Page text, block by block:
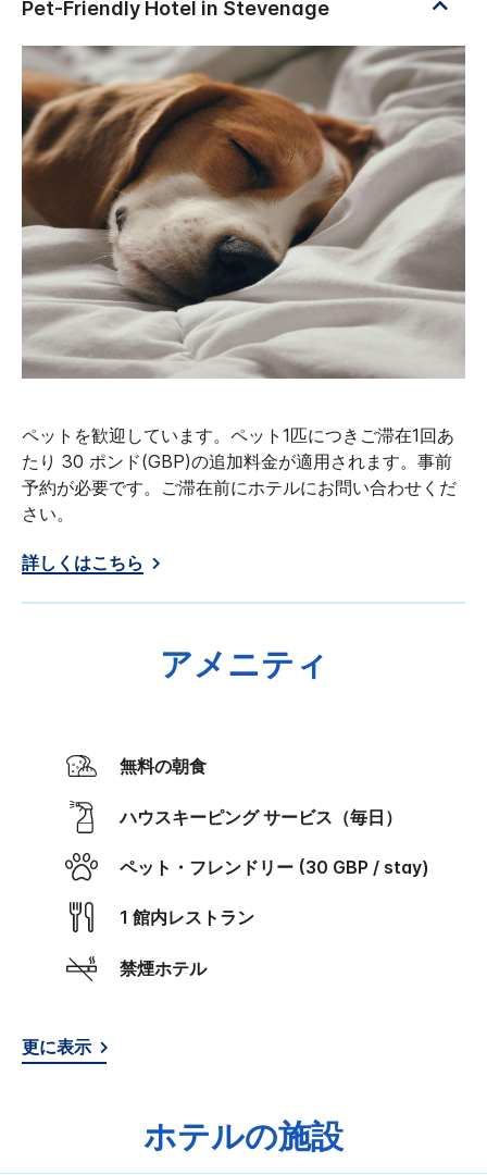
ペットを歓迎しています。ペット1匹につきご滞在1回あ
たり 30 ポンド(GBP)の追加料金が適用されます。事前
予約が必要です。ご滞在前にホテルにお問い合わせくだ
さい。
詳しくはこちら
アメニティ
無料の朝食
ハウスキーピング サービス（毎日）
ペット・フレンドリー (30 GBP / stay)
1 館内レストラン
禁煙ホテル
更に表示
ホテルの施設